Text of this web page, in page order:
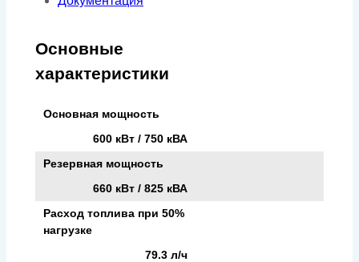
Основные
характеристики
Основная мощность
600 кВт / 750 кВА
Резервная мощность
660 кВт / 825 кВА
Расход топлива при 50%
нагрузке
79.3 л/ч